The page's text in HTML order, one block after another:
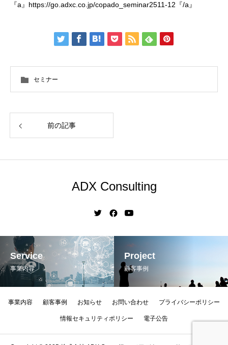
『a』https://go.adxc.co.jp/copado_seminar2511-12『/a』
セミナー
前の記事
ADX Consulting
Service
事業内容
Project
顧客事例
事業内容 顧客事例 お知らせ お問い合わせ プライバシーポリシー
情報セキュリティポリシー 電子公告